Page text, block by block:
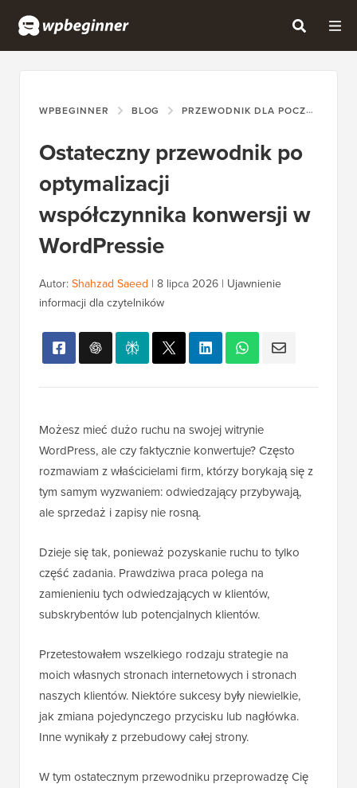
WPBEGINNER BLOG PRZEWODNIK DLA POCZĄTKUJĄCYCH
Ostateczny przewodnik po
optymalizacji
współczynnika konwersji w
WordPressie
Autor: Shahzad Saeed | 8 lipca 2026 | Ujawnienie
informacji dla czytelników
Możesz mieć dużo ruchu na swojej witrynie
WordPress, ale czy faktycznie konwertuje? Często
rozmawiam z właścicielami firm, którzy borykają się z
tym samym wyzwaniem: odwiedzający przybywają,
ale sprzedaż i zapisy nie rosną.
Dzieje się tak, ponieważ pozyskanie ruchu to tylko
część zadania. Prawdziwa praca polega na
zamienieniu tych odwiedzających w klientów,
subskrybentów lub potencjalnych klientów.
Przetestowałem wszelkiego rodzaju strategie na
moich własnych stronach internetowych i stronach
naszych klientów. Niektóre sukcesy były niewielkie,
jak zmiana pojedynczego przycisku lub nagłówka.
Inne wynikały z przebudowy całej strony.
W tym ostatecznym przewodniku przeprowadzę Cię